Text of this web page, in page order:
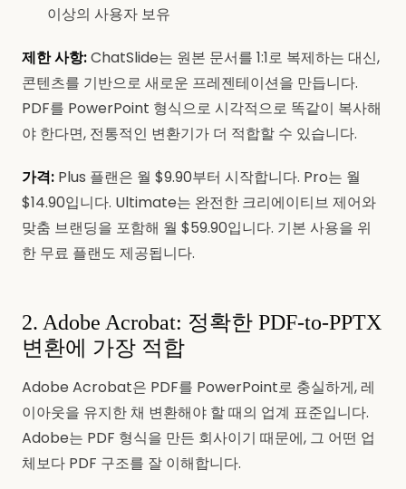
이상의 사용자 보유
제한 사항:ChatSlide는 원본 문서를 1:1로 복제하는 대신,
콘텐츠를 기반으로 새로운 프레젠테이션을 만듭니다.
PDF를 PowerPoint 형식으로 시각적으로 똑같이 복사해
야 한다면, 전통적인 변환기가 더 적합할 수 있습니다.
가격: Plus 플랜은 월 $9.90부터 시작합니다. Pro는 월
$14.90입니다. Ultimate는 완전한 크리에이티브 제어와
맞춤 브랜딩을 포함해 월 $59.90입니다. 기본 사용을 위
한 무료 플랜도 제공됩니다.
2. Adobe Acrobat: 정확한 PDF-to-PPTX
변환에 가장 적합
Adobe Acrobat은 PDF를 PowerPoint로 충실하게, 레
이아웃을 유지한 채 변환해야 할 때의 업계 표준입니다.
Adobe는 PDF 형식을 만든 회사이기 때문에, 그 어떤 업
체보다 PDF 구조를 잘 이해합니다.